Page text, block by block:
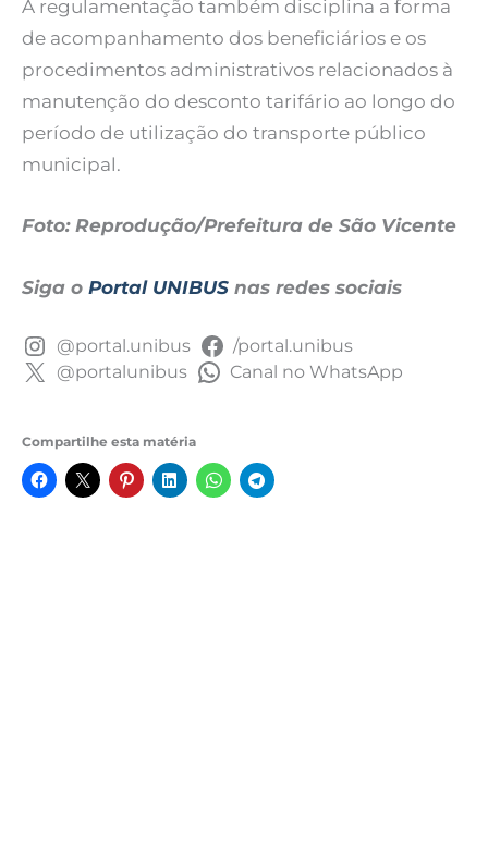
A regulamentação também disciplina a forma
de acompanhamento dos beneficiários e os
procedimentos administrativos relacionados à
manutenção do desconto tarifário ao longo do
período de utilização do transporte público
municipal.
Foto: Reprodução/Prefeitura de São Vicente
Siga o Portal UNIBUS nas redes sociais
@portal.unibus
/portal.unibus
@portalunibus
Canal no WhatsApp
Compartilhe esta matéria